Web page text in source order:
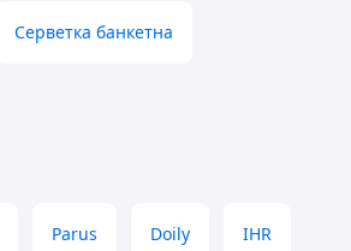
Серветка банкетна
Parus Doily IHR